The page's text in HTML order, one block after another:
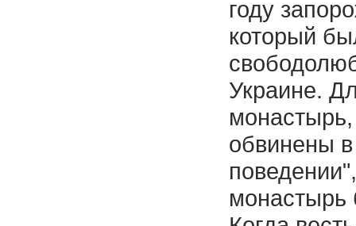
году
который
Украине.
обвинены
монастырь